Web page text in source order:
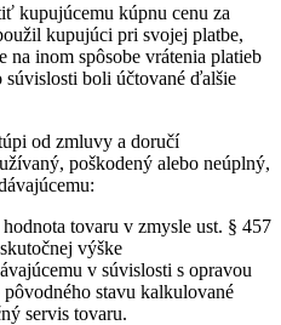
kupujúcemu kúpnu cenu za
kupujúci pri svojej platbe,
inom spôsobe vrátenia platieb
boli účtované ďalšie
od zmluvy a doručí
poškodený alebo neúplný,
tovaru v zmysle ust. § 457
výške
v súvislosti s opravou
stavu kalkulované
servis tovaru.